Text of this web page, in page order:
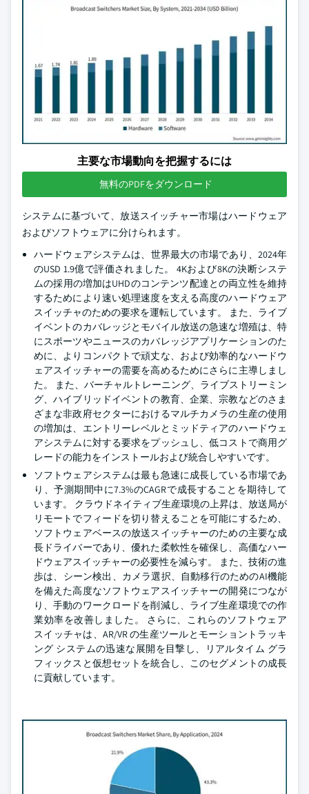
主要な市場動向を把握するには
無料のPDFをダウンロード
システムに基づいて、放送スイッチャー市場はハードウェア
およびソフトウェアに分けられます。
ハードウェアシステムは、世界最大の市場であり、2024年
のUSD 1.9億で評価されました。 4Kおよび8Kの決断システ
ムの採用の増加はUHDのコンテンツ配達との両立性を維持
するためにより速い処理速度を支える高度のハードウェア
スイッチャのための要求を運転しています。 また、ライブ
イベントのカバレッジとモバイル放送の急速な増殖は、特
にスポーツやニュースのカバレッジアプリケーションのた
めに、よりコンパクトで頑丈な、および効率的なハードウ
ェアスイッチャーの需要を高めるためにさらに主導しまし
た。 また、バーチャルトレーニング、ライブストリーミン
グ、ハイブリッドイベントの教育、企業、宗教などのさま
ざまな非政府セクターにおけるマルチカメラの生産の使用
の増加は、エントリーレベルとミッドティアのハードウェ
アシステムに対する要求をプッシュし、低コストで商用グ
レードの能力をインストールおよび統合しやすいです。
ソフトウェアシステムは最も急速に成長している市場であ
り、予測期間中に7.3%のCAGRで成長することを期待して
います。 クラウドネイティブ生産環境の上昇は、放送局が
リモートでフィードを切り替えることを可能にするため、
ソフトウェアベースの放送スイッチャーのための主要な成
長ドライバーであり、優れた柔軟性を確保し、高価なハー
ドウェアスイッチャーの必要性を減らす。 また、技術の進
歩は、シーン検出、カメラ選択、自動移行のためのAI機能
を備えた高度なソフトウェアスイッチャーの開発につなが
り、手動のワークロードを削減し、ライブ生産環境での作
業効率を改善しました。 さらに、これらのソフトウェア
スイッチャは、AR/VR の生産ツールとモーショントラッキ
ング システムの迅速な展開を目撃し、リアルタイム グラ
フィックスと仮想セットを統合し、このセグメントの成長
に貢献しています。